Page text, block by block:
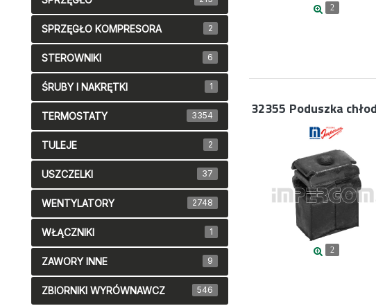
2
32355 Poduszka
2
SPRZĘGŁO KOMPRESORA 2
STEROWNIKI 6
ŚRUBY I NAKRĘTKI 1
TERMOSTATY 3354
TULEJE 2
USZCZELKI 37
WENTYLATORY 2748
WŁĄCZNIKI 1
ZAWORY INNE 9
ZBIORNIKI WYRÓWNAWCZ 546